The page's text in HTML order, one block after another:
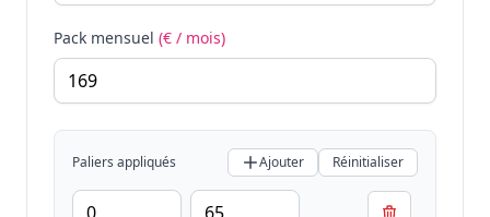
Pack mensuel (€ / mois)
Paliers appliqués Ajouter Réinitialiser